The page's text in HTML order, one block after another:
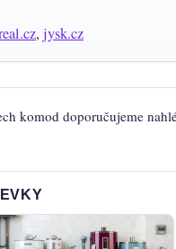
, jysk.cz
komod doporučujeme